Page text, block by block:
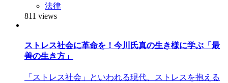
法律
811 views
ストレス社会に革命を！今川氏真の生き様に学ぶ「最
善の生き方」
「ストレス社会」といわれる現代、ストレスを抱える